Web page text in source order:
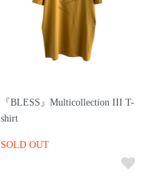
『BLESS』Multicollection III T-
shirt
SOLD OUT